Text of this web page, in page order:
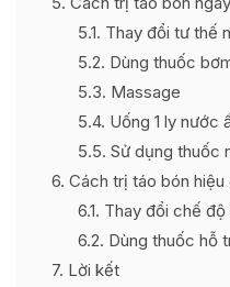
5.1 Thay đổi tư thế
5.2 Dùng thuốc
5.3 Massage
5.4 Uống 1 ly nước
5.5 Sử dụng thuốc
6 Cách trị táo bón hiệu
6.1 Thay đổi chế độ
6.2 Dùng thuốc hỗ
7 Lời kết